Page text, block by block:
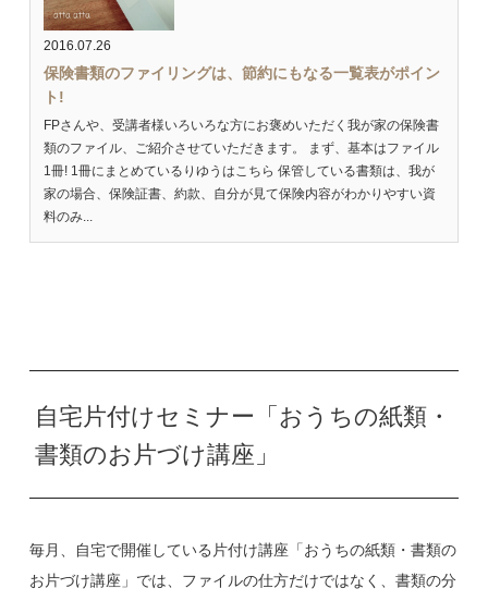
2016.07.26
保険書類のファイリングは、節約にもなる一覧表がポイン
ト!
FPさんや、受講者様いろいろな方にお褒めいただく我が家の保険書
類のファイル、ご紹介させていただきます。 まず、基本はファイル
1冊! 1冊にまとめているりゆうはこちら 保管している書類は、我が
家の場合、保険証書、約款、自分が見て保険内容がわかりやすい資
料のみ...
自宅片付けセミナー「おうちの紙類・
書類のお片づけ講座」
毎月、自宅で開催している片付け講座「おうちの紙類・書類の
お片づけ講座」では、ファイルの仕方だけではなく、書類の分